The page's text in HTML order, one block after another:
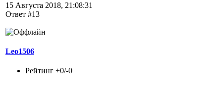
15 Августа 2018, 21:08:31
Ответ #13
Leo1506
Рейтинг +0/-0